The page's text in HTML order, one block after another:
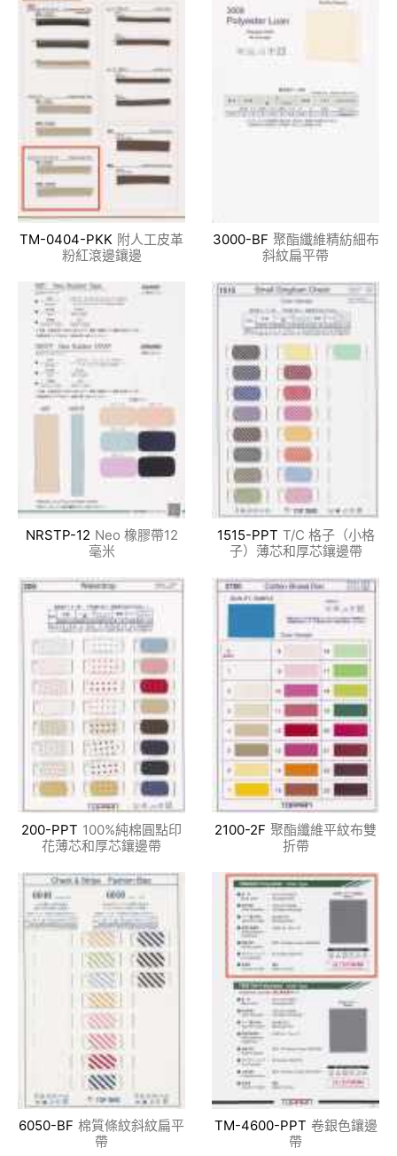
TM-0404-PKK 附人工皮革
粉紅滾邊鑲邊
3000-BF 聚酯纖維精紡細布
斜紋扁平帶
NRSTP-12 Neo 橡膠帶12
毫米
1515-PPT T/C 格子（小格
子）薄芯和厚芯鑲邊帶
200-PPT 100%純棉圓點印
花薄芯和厚芯鑲邊帶
2100-2F 聚酯纖維平紋布雙
折帶
6050-BF 棉質條紋斜紋扁平
帶
TM-4600-PPT 卷銀色鑲邊
帶